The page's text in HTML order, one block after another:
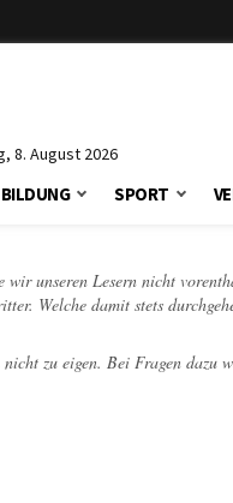
8. August 2026
BILDUNG SPORT
unseren Lesern nicht
Welche damit stets
zu eigen. Bei Fragen dazu